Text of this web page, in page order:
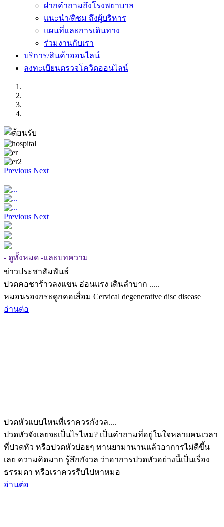
ฝากคำถามถึงโรงพยาบาล
แนะนำ/ติชม ถึงผู้บริหาร
แผนที่และการเดินทาง
ร่วมงานกับเรา
บริการ/สินค้าออนไลน์
ลงทะเบียนตรวจโควิดออนไลน์
Previous Next
Previous Next
- ดูทั้งหมด -และบทความ
ข่าวประชาสัมพันธ์
ปวดคอชาร้าวลงแขน อ่อนแรง เดินลำบาก .....
หมอนรองกระดูกคอเสื่อม Cervical degenerative disc disease
อ่านต่อ
ปวดหัวแบบไหนที่เราควรกังวล....
ปวดหัวจังเลยจะเป็นไรไหม? เป็นคำถามที่อยู่ในใจหลายคนเวลา
ที่ปวดหัว หรือปวดหัวบ่อยๆ ทานยามานานแล้วอาการไม่ดีขึ้น
เลย ความคิดมาก รู้สึกกังวล ว่าอาการปวดหัวอย่างนี้เป็นเรื่อง
ธรรมดา หรือเราควรรีบไปหาหมอ
อ่านต่อ